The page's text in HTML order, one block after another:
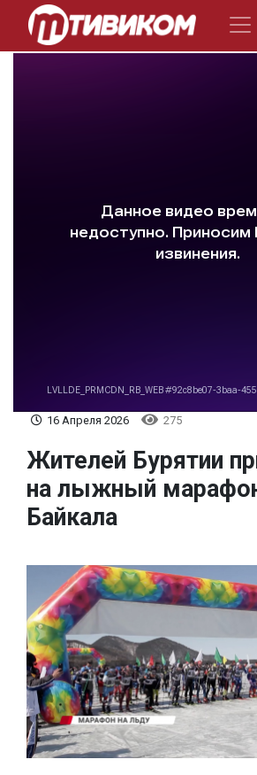
16 Апреля 2026 275
Жителей Бурятии
на лыжный
Байкала